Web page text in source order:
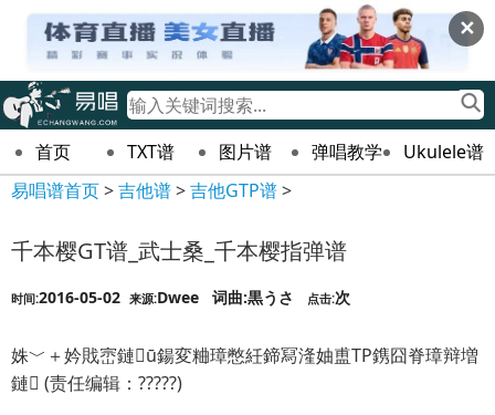
✕
首页 TXT谱 图片谱 弹唱教学
Ukulele谱
易唱谱首页>吉他谱>吉他GTP谱>
千本樱GT谱_武士桑_千本樱指弹谱
时间:2016-05-02 来源:Dwee 词曲:黒うさ 点击:次
姝﹀＋妗戝崈鏈ū鍚変粬璋憋紝鍗冩湰妯盙TP鎸囧脊璋辩増
鏈 (责任编辑：?????)